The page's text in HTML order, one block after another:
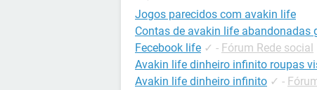
Jogos parecidos com avakin life
Contas de avakin life abandonadas
Fecebook life ✓ - Fórum Rede social
Avakin life dinheiro infinito roupas
Avakin life dinheiro infinito ✓ -